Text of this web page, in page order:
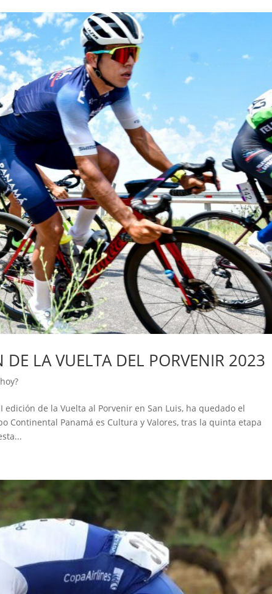
LA VUELTA DEL PORVENIR 2023
de la Vuelta al Porvenir en San Luis, ha quedado el
Continental Panamá es Cultura y Valores, tras la quinta etapa